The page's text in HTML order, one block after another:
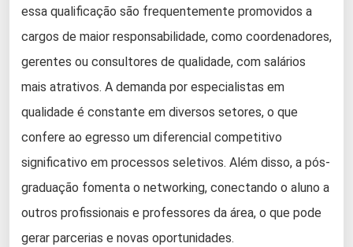
essa qualificação são frequentemente promovidos a
cargos de maior responsabilidade, como coordenadores,
gerentes ou consultores de qualidade, com salários
mais atrativos. A demanda por especialistas em
qualidade é constante em diversos setores, o que
confere ao egresso um diferencial competitivo
significativo em processos seletivos. Além disso, a pós-
graduação fomenta o networking, conectando o aluno a
outros profissionais e professores da área, o que pode
gerar parcerias e novas oportunidades.